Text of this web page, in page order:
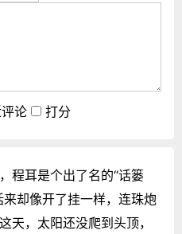
论 打分
程耳是个出了名的“话篓
却像开了挂一样，连珠炮
天，太阳还没爬到头顶，